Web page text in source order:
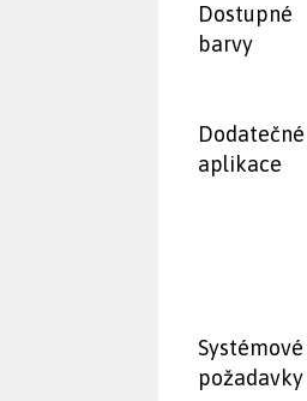
Dostupné
barvy
Dodatečné
aplikace
Systémové
požadavky